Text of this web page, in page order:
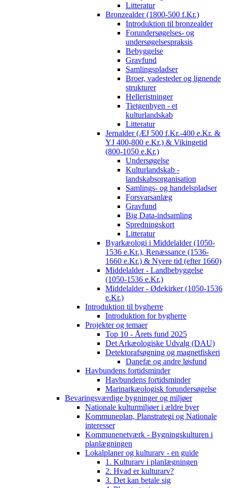
Litteratur
Bronzealder (1800-500 f.Kr.)
Introduktion til bronzealder
Forundersøgelses- og
undersøgelsespraksis
Bebyggelse
Gravfund
Samlingspladser
Broer, vadesteder og lignende
strukturer
Helleristninger
Tietgenbyen - et
kulturlandskab
Litteratur
Jernalder (ÆJ 500 f.Kr.-400 e.Kr. &
YJ 400-800 e.Kr.) & Vikingetid
(800-1050 e.Kr.)
Undersøgelse
Kulturlandskab -
landskabsorganisation
Samlings- og handelspladser
Forsvarsanlæg
Gravfund
Big Data-indsamling
Spredningskort
Litteratur
Byarkæologi i Middelalder (1050-
1536 e.Kr.), Renæssance (1536-
1660 e.Kr.) & Nyere tid (efter 1660)
Middelalder - Landbebyggelse
(1050-1536 e.Kr.)
Middelalder - Ødekirker (1050-1536
e.Kr.)
Introduktion til bygherre
Introduktion for bygherre
Projekter og temaer
Top 10 - Årets fund 2025
Det Arkæologiske Udvalg (DAU)
Detektorafsøgning og magnetfiskeri
Danefæ og andre løsfund
Havbundens fortidsminder
Havbundens fortidsminder
Marinarkæologisk forundersøgelse
Bevaringsværdige bygninger og miljøer
Nationale kulturmiljøer i ældre byer
Kommuneplan, Planstrategi og Nationale
interesser
Kommunenetværk - Bygningskulturen i
planlægningen
Lokalplaner og kulturarv - en guide
1. Kulturarv i planlægningen
2. Hvad er kulturarv?
3. Det kan betale sig